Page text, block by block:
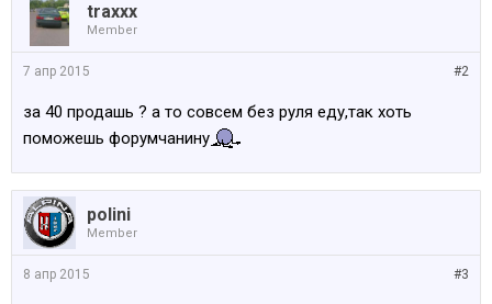
traxxx
Member
#2
7 апр 2015
за 40 продашь ? а то совсем без руля еду,так хоть
поможешь форумчанину
polini
Member
#3
8 апр 2015